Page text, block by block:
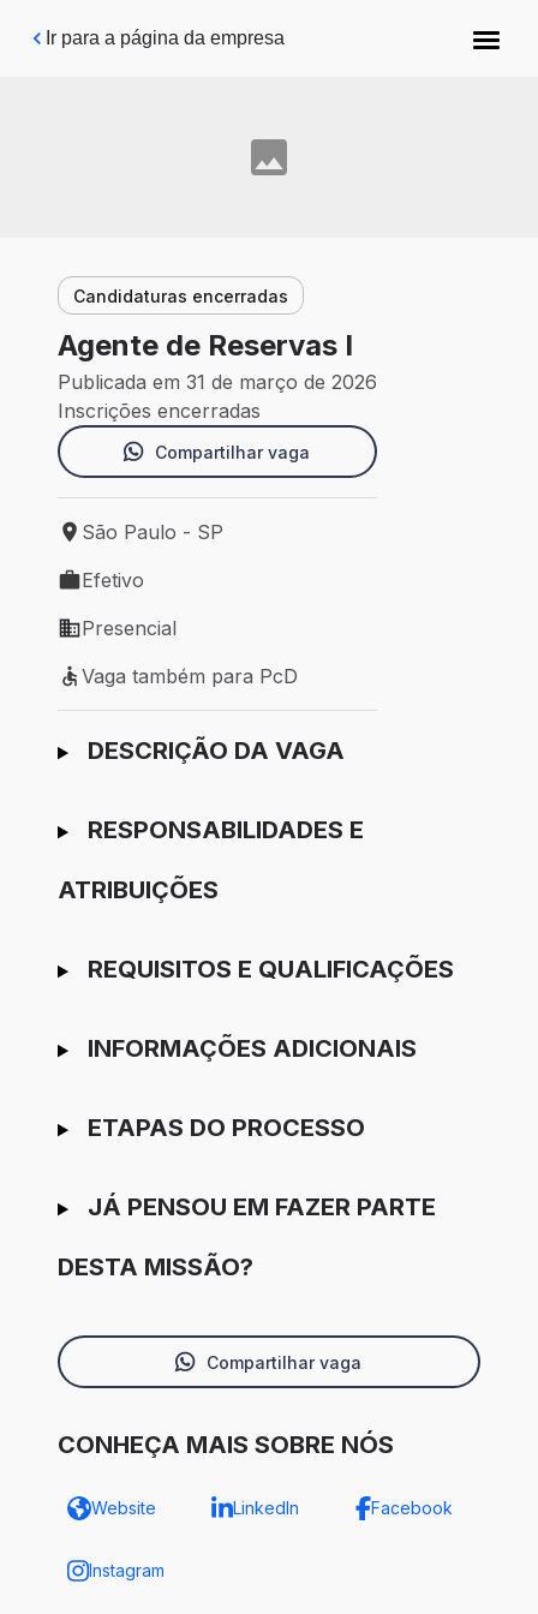
Pular para o conteúdo principal
Ir para a página da empresa
Candidaturas encerradas
Agente de Reservas I
Publicada em 31 de março de 2026
Inscrições encerradas
Compartilhar vaga
Local de trabalho: São Paulo - SP
São Paulo - SP
Tipo de vaga: Efetivo
Efetivo
Modelo de trabalho: Presencial
Presencial
Vaga também para PcD
Vaga também para PcD
Ir para candidatura
DESCRIÇÃO DA VAGA
RESPONSABILIDADES E
ATRIBUIÇÕES
REQUISITOS E QUALIFICAÇÕES
INFORMAÇÕES ADICIONAIS
ETAPAS DO PROCESSO
JÁ PENSOU EM FAZER PARTE
DESTA MISSÃO?
Compartilhar vaga
CONHEÇA MAIS SOBRE NÓS
Website LinkedIn Facebook
Instagram